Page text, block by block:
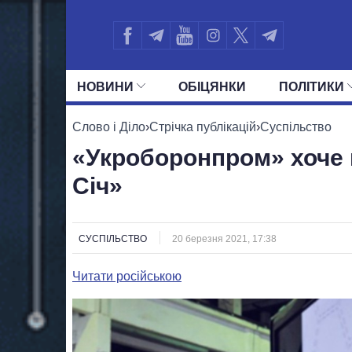
НОВИНИ ОБIЦЯНКИ ПОЛIТИКИ
УСІ ПОЛІТИКИ ПРЕЗИДЕНТ І ОФІС
Слово і Діло›Стрічка публікацій›Суспільство
«Укроборонпром» хоче
Січ»
СУСПІЛЬСТВО 20 березня 2021, 17:38
Читати російською